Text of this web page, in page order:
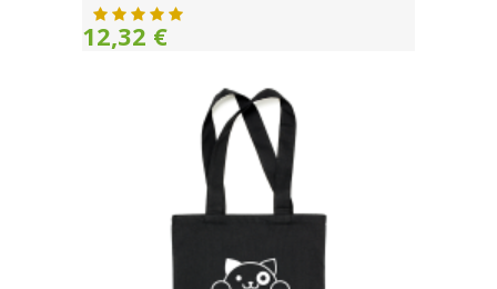
12,32 €